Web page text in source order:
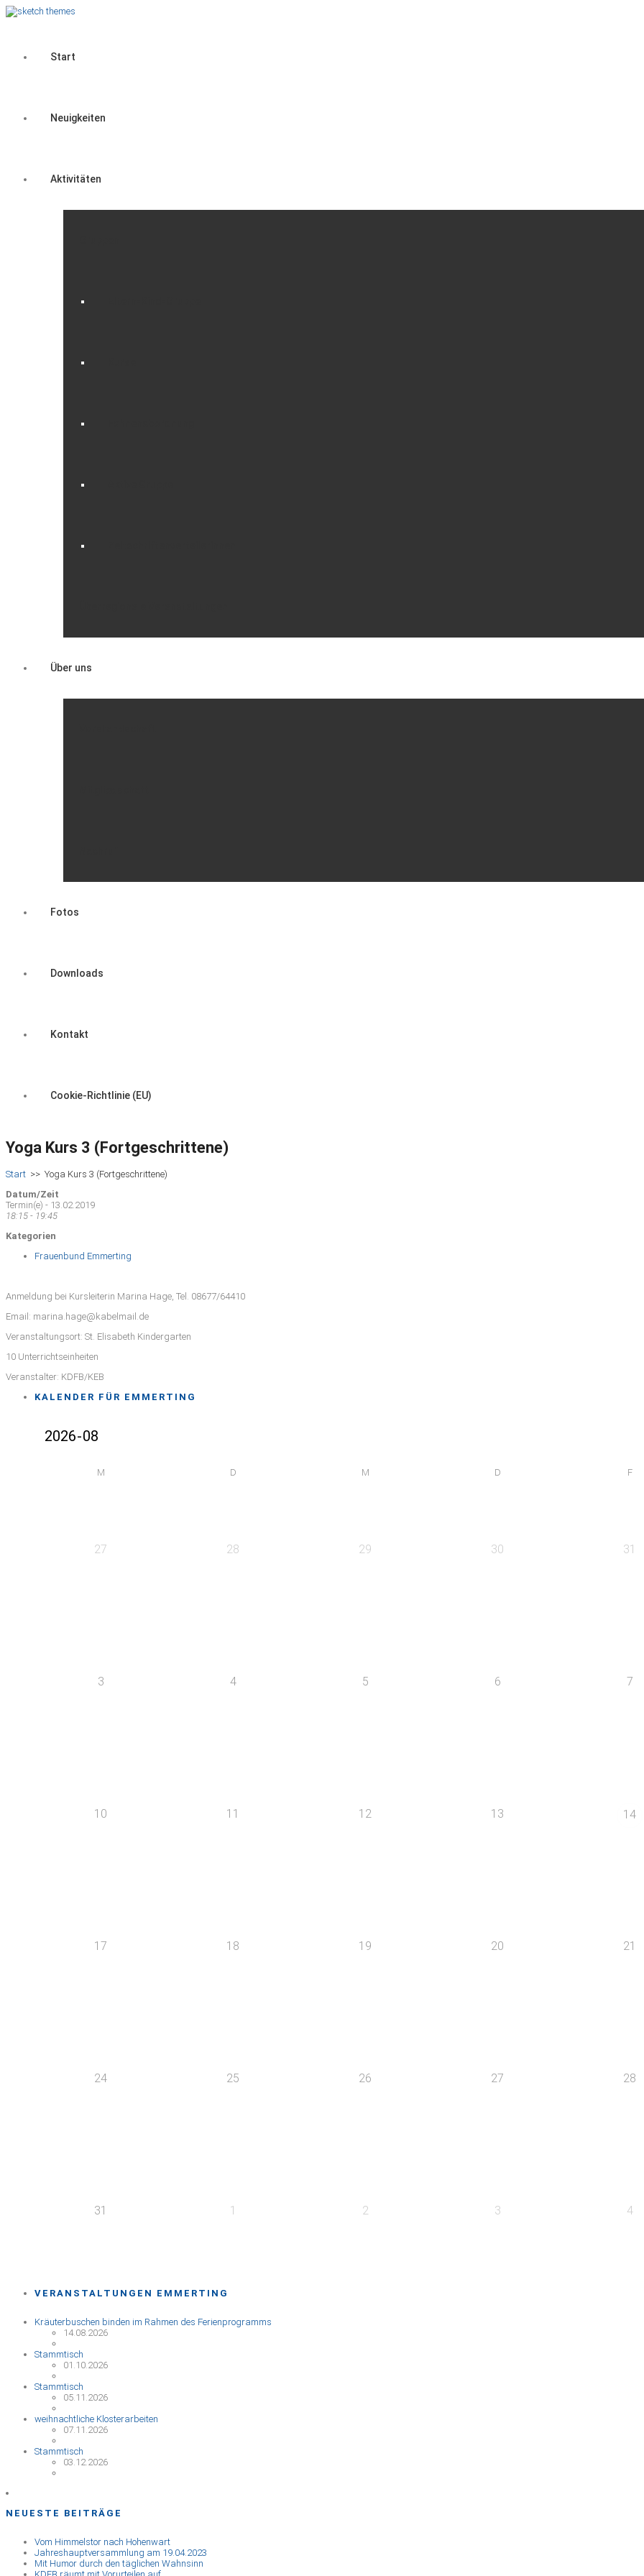
Start
Neuigkeiten
Aktivitäten
Über uns
Fotos
Downloads
Kontakt
Cookie-Richtlinie (EU)
Yoga Kurs 3 (Fortgeschrittene)
Start >> Yoga Kurs 3 (Fortgeschrittene)
Datum/Zeit
Termin(e) - 13.02.2019
18:15 - 19:45
Kategorien
Frauenbund Emmerting
Anmeldung bei Kursleiterin Marina Hage, Tel. 08677/64410
Email: marina.hage@kabelmail.de
Veranstaltungsort: St. Elisabeth Kindergarten
10 Unterrichtseinheiten
Veranstalter: KDFB/KEB
KALENDER FÜR EMMERTING
M D M D F
27 28 29 30 31
3 4 5 6 7
10 11 12 13 14
17 18 19 20 21
24 25 26 27 28
31 1 2 3 4
VERANSTALTUNGEN EMMERTING
Kräuterbuschen binden im Rahmen des Ferienprogramms
14.08.2026
Stammtisch
01.10.2026
Stammtisch
05.11.2026
weihnachtliche Klosterarbeiten
07.11.2026
Stammtisch
03.12.2026
NEUESTE BEITRÄGE
Vom Himmelstor nach Hohenwart
Jahreshauptversammlung am 19.04.2023
Mit Humor durch den täglichen Wahnsinn